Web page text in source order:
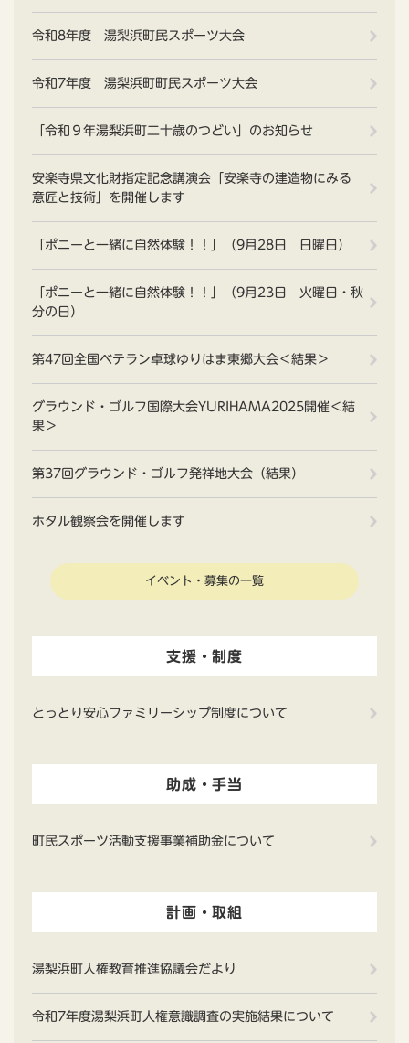
令和8年度 湯梨浜町民スポーツ大会
令和7年度 湯梨浜町町民スポーツ大会
「令和９年湯梨浜町二十歳のつどい」のお知らせ
安楽寺県文化財指定記念講演会「安楽寺の建造物にみる
意匠と技術」を開催します
「ポニーと一緒に自然体験！！」（9月28日 日曜日）
「ポニーと一緒に自然体験！！」（9月23日 火曜日・秋
分の日）
第47回全国ベテラン卓球ゆりはま東郷大会＜結果＞
グラウンド・ゴルフ国際大会YURIHAMA2025開催＜結
果＞
第37回グラウンド・ゴルフ発祥地大会（結果）
ホタル観察会を開催します
イベント・募集の一覧
支援・制度
とっとり安心ファミリーシップ制度について
助成・手当
町民スポーツ活動支援事業補助金について
計画・取組
湯梨浜町人権教育推進協議会だより
令和7年度湯梨浜町人権意識調査の実施結果について